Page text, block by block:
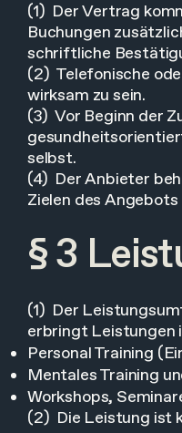
(1) Der Vertrag
Buchungen
schriftliche
(2) Telefonische
wirksam zu sein.
(3) Vor Beginn der
selbst.
(4) Der Anbieter
Zielen des
§ 3
(1) Der
erbringt Leistungen
Personal Training
Mentales Training
Workshops,
(2) Die Leistung ist